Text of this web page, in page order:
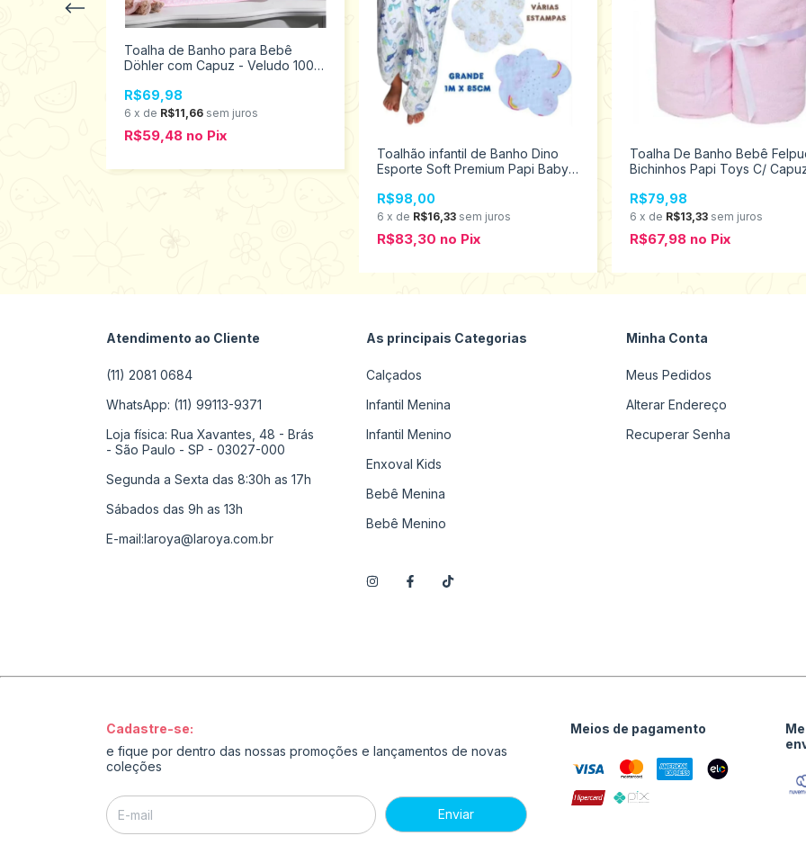
Toalha de Banho para Bebê
Döhler com Capuz - Veludo 100%
R$69,98
6 x de R$11,66 sem juros
R$59,48 no Pix
Toalhão infantil de Banho Dino
Esporte Soft Premium Papi Baby
R$98,00
6 x de R$16,33 sem juros
R$83,30 no Pix
Toalha De Banho Bebê
Bichinhos Papi Toys C/
R$79,98
6 x de R$13,33 sem juros
R$67,98 no Pix
Atendimento ao Cliente
(11) 2081 0684
WhatsApp: (11) 99113-9371
Loja física: Rua Xavantes, 48 - Brás
- São Paulo - SP - 03027-000
Segunda a Sexta das 8:30h as 17h
Sábados das 9h as 13h
E-mail:laroya@laroya.com.br
As principais Categorias
Calçados
Infantil Menina
Infantil Menino
Enxoval Kids
Bebê Menina
Bebê Menino
Minha Conta
Meus Pedidos
Alterar Endereço
Recuperar Senha
Cadastre-se:
e fique por dentro das nossas promoções e lançamentos de novas
coleções
Meios de pagamento